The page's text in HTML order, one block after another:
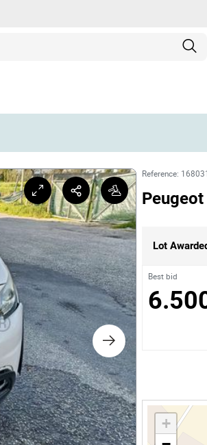
Reference:
Lot
Best bid
+